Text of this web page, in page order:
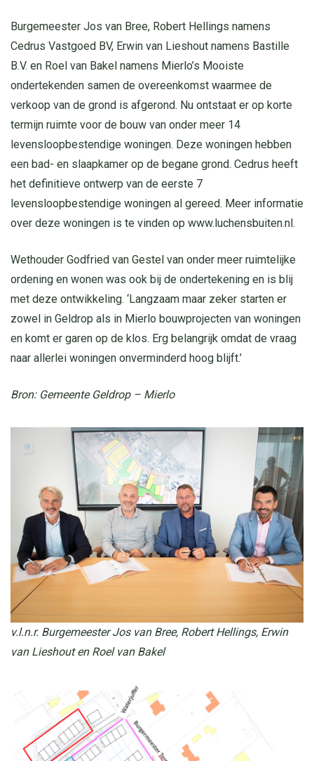
Burgemeester Jos van Bree, Robert Hellings namens
Cedrus Vastgoed BV, Erwin van Lieshout namens Bastille
B.V. en Roel van Bakel namens Mierlo’s Mooiste
ondertekenden samen de overeenkomst waarmee de
verkoop van de grond is afgerond. Nu ontstaat er op korte
termijn ruimte voor de bouw van onder meer 14
levensloopbestendige woningen. Deze woningen hebben
een bad- en slaapkamer op de begane grond. Cedrus heeft
het definitieve ontwerp van de eerste 7
levensloopbestendige woningen al gereed. Meer informatie
over deze woningen is te vinden op www.luchensbuiten.nl.
Wethouder Godfried van Gestel van onder meer ruimtelijke
ordening en wonen was ook bij de ondertekening en is blij
met deze ontwikkeling. ‘Langzaam maar zeker starten er
zowel in Geldrop als in Mierlo bouwprojecten van woningen
en komt er garen op de klos. Erg belangrijk omdat de vraag
naar allerlei woningen onverminderd hoog blijft.’
Bron: Gemeente Geldrop – Mierlo
v.l.n.r. Burgemeester Jos van Bree, Robert Hellings, Erwin
van Lieshout en Roel van Bakel